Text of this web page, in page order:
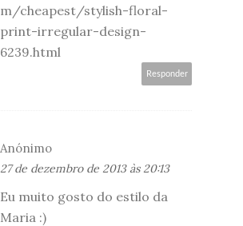
m/cheapest/stylish-floral-
print-irregular-design-
6239.html
Responder
Anónimo
27 de dezembro de 2013 às 20:13
Eu muito gosto do estilo da
Maria :)